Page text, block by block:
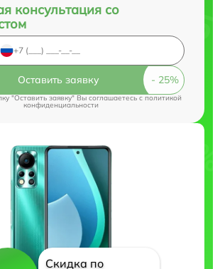
консультация со
Оставить заявку
"Оставить заявку" Вы соглашаетесь cполитикой
конфиденциальности
Скидка по